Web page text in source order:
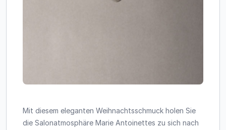
Mit diesem eleganten Weihnachtsschmuck holen Sie
die Salonatmosphäre Marie Antoinettes zu sich nach